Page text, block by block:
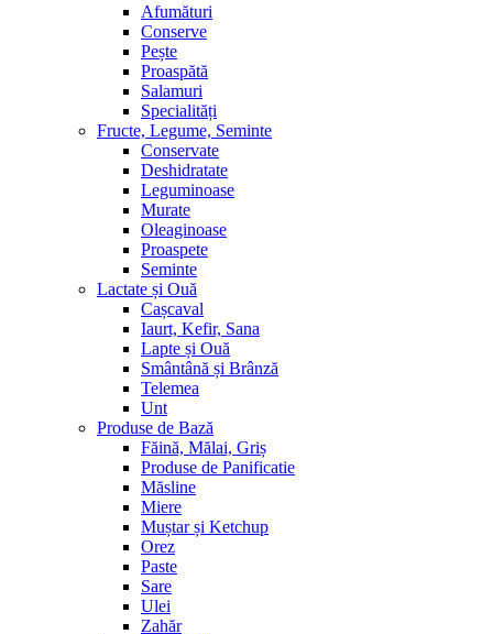
Afumături
Conserve
Pește
Proaspătă
Salamuri
Specialități
Fructe, Legume, Seminte
Conservate
Deshidratate
Leguminoase
Murate
Oleaginoase
Proaspete
Seminte
Lactate și Ouă
Cașcaval
Iaurt, Kefir, Sana
Lapte și Ouă
Smântână și Brânză
Telemea
Unt
Produse de Bază
Făină, Mălai, Griș
Produse de Panificatie
Măsline
Miere
Muștar și Ketchup
Orez
Paste
Sare
Ulei
Zahăr